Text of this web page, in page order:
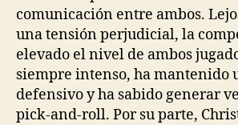
comunicación entre ambos.
una tensión perjudicial, la
elevado el nivel de ambos
siempre intenso, ha mantenido
defensivo y ha sabido generar
pick-and-roll. Por su parte,